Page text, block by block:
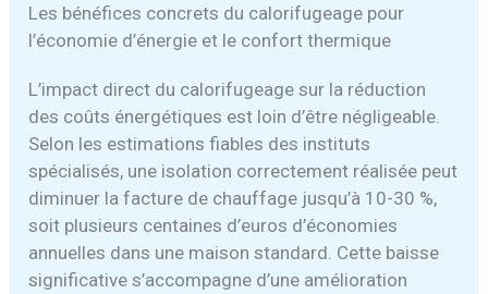
Les bénéfices concrets du calorifugeage pour
l’économie d’énergie et le confort thermique
L’impact direct du calorifugeage sur la réduction
des coûts énergétiques est loin d’être négligeable.
Selon les estimations fiables des instituts
spécialisés, une isolation correctement réalisée peut
diminuer la facture de chauffage jusqu’à 10-30 %,
soit plusieurs centaines d’euros d’économies
annuelles dans une maison standard. Cette baisse
significative s’accompagne d’une amélioration